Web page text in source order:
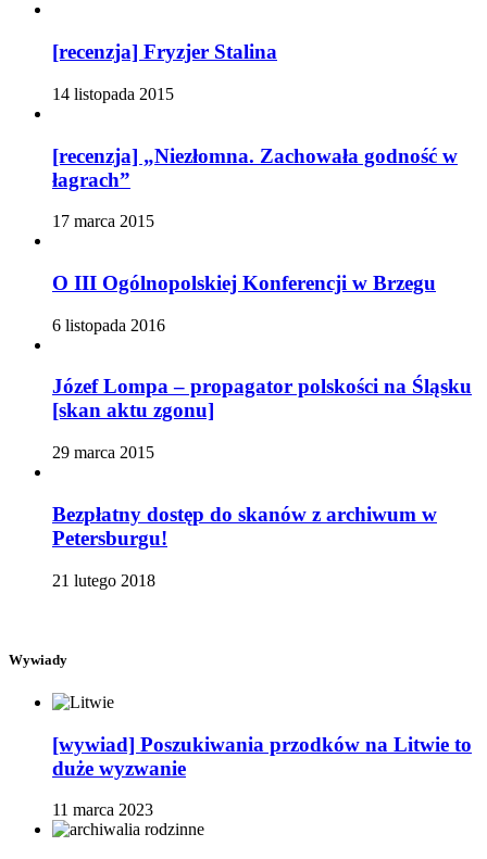
[recenzja] Fryzjer Stalina
14 listopada 2015
[recenzja] „Niezłomna. Zachowała godność w
łagrach”
17 marca 2015
O III Ogólnopolskiej Konferencji w Brzegu
6 listopada 2016
Józef Lompa – propagator polskości na Śląsku
[skan aktu zgonu]
29 marca 2015
Bezpłatny dostęp do skanów z archiwum w
Petersburgu!
21 lutego 2018
Wywiady
[wywiad] Poszukiwania przodków na Litwie to
duże wyzwanie
11 marca 2023